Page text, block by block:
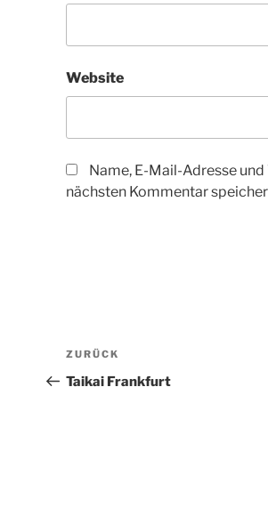
Website
Name, E-Mail-Adresse
nächsten Kommentar
Beitragsnavigation
Vorheriger
Beitrag
ZURÜCK
Taikai Frankfurt